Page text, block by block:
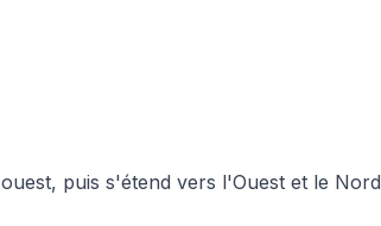
puis s'étend vers l'Ouest et le Nord